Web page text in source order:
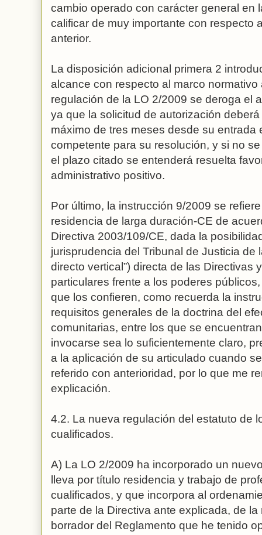
cambio operado con carácter general en
calificar de muy importante con respecto
anterior.
La disposición adicional primera 2
alcance con respecto al marco normativo
regulación de la LO 2/2009 se deroga el
ya que la solicitud de autorización
máximo de tres meses desde su entrada
competente para su resolución, y si no
el plazo citado se entenderá resuelta
administrativo positivo.
Por último, la instrucción 9/2009 se
residencia de larga duración-CE de
Directiva 2003/109/CE, dada la
jurisprudencia del Tribunal de Justicia de
directo vertical”) directa de las Directivas
particulares frente a los poderes
que los confieren, como recuerda la
requisitos generales de la doctrina del
comunitarias, entre los que se
invocarse sea lo suficientemente claro,
a la aplicación de su articulado cuando
referido con anterioridad, por lo que me
explicación.
4.2. La nueva regulación del estatuto de
cualificados.
A) La LO 2/2009 ha incorporado un
lleva por título residencia y trabajo de
cualificados, y que incorpora al
parte de la Directiva ante explicada, de
borrador del Reglamento que he tenido